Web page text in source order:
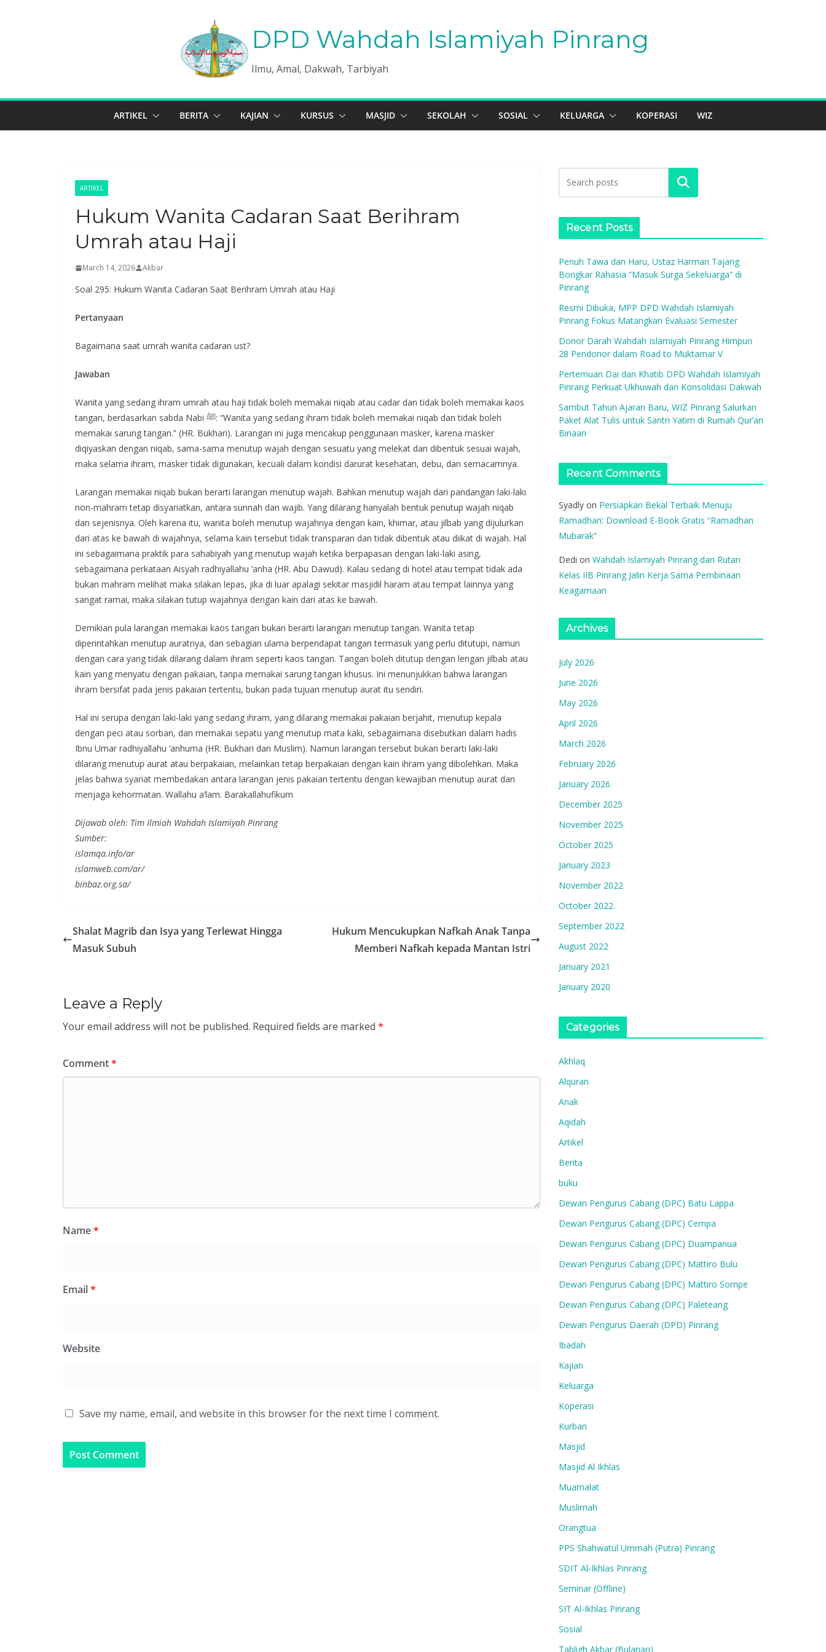
DPD Wahdah Islamiyah Pinrang
Ilmu, Amal, Dakwah, Tarbiyah
ARTIKEL BERITA KAJIAN KURSUS MASJID SEKOLAH SOSIAL KELUARGA KOPERASI WIZ
ARTIKEL
Hukum Wanita Cadaran Saat Berihram
Umrah atau Haji
March 14, 2026 Akbar
Soal 295: Hukum Wanita Cadaran Saat Berihram Umrah atau Haji
Pertanyaan
Bagaimana saat umrah wanita cadaran ust?
Jawaban
Wanita yang sedang ihram umrah atau haji tidak boleh memakai niqab atau cadar dan tidak boleh memakai kaos
tangan, berdasarkan sabda Nabi ﷺ: “Wanita yang sedang ihram tidak boleh memakai niqab dan tidak boleh
memakai sarung tangan.” (HR. Bukhari). Larangan ini juga mencakup penggunaan masker, karena masker
diqiyaskan dengan niqab, sama-sama menutup wajah dengan sesuatu yang melekat dan dibentuk sesuai wajah,
maka selama ihram, masker tidak digunakan, kecuali dalam kondisi darurat kesehatan, debu, dan semacamnya.
Larangan memakai niqab bukan berarti larangan menutup wajah. Bahkan menutup wajah dari pandangan laki-laki
non-mahram tetap disyariatkan, antara sunnah dan wajib. Yang dilarang hanyalah bentuk penutup wajah niqab
dan sejenisnya. Oleh karena itu, wanita boleh menutup wajahnya dengan kain, khimar, atau jilbab yang dijulurkan
dari atas ke bawah di wajahnya, selama kain tersebut tidak transparan dan tidak dibentuk atau diikat di wajah. Hal
ini sebagaimana praktik para sahabiyah yang menutup wajah ketika berpapasan dengan laki-laki asing,
sebagaimana perkataan Aisyah radhiyallahu ‘anha (HR. Abu Dawud). Kalau sedang di hotel atau tempat tidak ada
bukan mahram melihat maka silakan lepas, jika di luar apalagi sekitar masjidil haram atau tempat lainnya yang
sangat ramai, maka silakan tutup wajahnya dengan kain dari atas ke bawah.
Demikian pula larangan memakai kaos tangan bukan berarti larangan menutup tangan. Wanita tetap
diperintahkan menutup auratnya, dan sebagian ulama berpendapat tangan termasuk yang perlu ditutupi, namun
dengan cara yang tidak dilarang dalam ihram seperti kaos tangan. Tangan boleh ditutup dengan lengan jilbab atau
kain yang menyatu dengan pakaian, tanpa memakai sarung tangan khusus. Ini menunjukkan bahwa larangan
ihram bersifat pada jenis pakaian tertentu, bukan pada tujuan menutup aurat itu sendiri.
Hal ini serupa dengan laki-laki yang sedang ihram, yang dilarang memakai pakaian berjahit, menutup kepala
dengan peci atau sorban, dan memakai sepatu yang menutup mata kaki, sebagaimana disebutkan dalam hadis
Ibnu Umar radhiyallahu ‘anhuma (HR. Bukhari dan Muslim). Namun larangan tersebut bukan berarti laki-laki
dilarang menutup aurat atau berpakaian, melainkan tetap berpakaian dengan kain ihram yang dibolehkan. Maka
jelas bahwa syariat membedakan antara larangan jenis pakaian tertentu dengan kewajiban menutup aurat dan
menjaga kehormatan. Wallahu a’lam. Barakallahufikum
Dijawab oleh: Tim Ilmiah Wahdah Islamiyah Pinrang
Sumber:
islamqa.info/ar
islamweb.com/ar/
binbaz.org.sa/
Shalat Magrib dan Isya yang Terlewat Hingga
Masuk Subuh
Hukum Mencukupkan Nafkah Anak Tanpa
Memberi Nafkah kepada Mantan Istri
Leave a Reply
Your email address will not be published. Required fields are marked *
Comment*
Name*
Email*
Website
Save my name, email, and website in this browser for the next time I comment.
Search
Recent Posts
Penuh Tawa dan Haru, Ustaz Harman Tajang
Bongkar Rahasia “Masuk Surga Sekeluarga” di
Pinrang
Resmi Dibuka, MPP DPD Wahdah Islamiyah
Pinrang Fokus Matangkan Evaluasi Semester
Donor Darah Wahdah Islamiyah Pinrang Himpun
28 Pendonor dalam Road to Muktamar V
Pertemuan Dai dan Khatib DPD Wahdah Islamiyah
Pinrang Perkuat Ukhuwah dan Konsolidasi Dakwah
Sambut Tahun Ajaran Baru, WIZ Pinrang Salurkan
Paket Alat Tulis untuk Santri Yatim di Rumah Qur’an
Binaan
Recent Comments
Syadly on Persiapkan Bekal Terbaik Menuju
Ramadhan: Download E-Book Gratis “Ramadhan
Mubarak”
Dedi on Wahdah Islamiyah Pinrang dan Rutan
Kelas IIB Pinrang Jalin Kerja Sama Pembinaan
Keagamaan
Archives
July 2026
June 2026
May 2026
April 2026
March 2026
February 2026
January 2026
December 2025
November 2025
October 2025
January 2023
November 2022
October 2022
September 2022
August 2022
January 2021
January 2020
Categories
Akhlaq
Alquran
Anak
Aqidah
Artikel
Berita
buku
Dewan Pengurus Cabang (DPC) Batu Lappa
Dewan Pengurus Cabang (DPC) Cempa
Dewan Pengurus Cabang (DPC) Duampanua
Dewan Pengurus Cabang (DPC) Mattiro Bulu
Dewan Pengurus Cabang (DPC) Mattiro Sompe
Dewan Pengurus Cabang (DPC) Paleteang
Dewan Pengurus Daerah (DPD) Pinrang
Ibadah
Kajian
Keluarga
Koperasi
Kurban
Masjid
Masjid Al Ikhlas
Muamalat
Muslimah
Orangtua
PPS Shahwatul Ummah (Putra) Pinrang
SDIT Al-Ikhlas Pinrang
Seminar (Offline)
SIT Al-Ikhlas Pinrang
Sosial
Tabligh Akbar (Bulanan)